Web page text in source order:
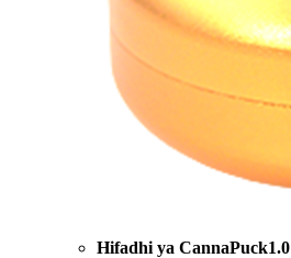
Hifadhi ya CannaPuck1.0